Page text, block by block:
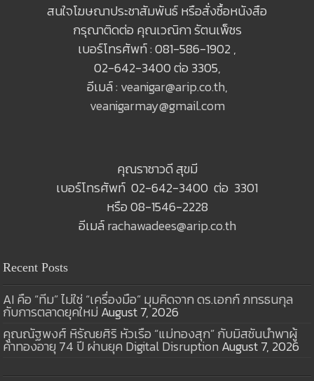
สนใจโฆษณาประชาสัมพันธ์ หรือสั่งซื้อหนังสือ
กรุณาติดต่อ คุณเวณิกา รัตนเพ็ชร
เบอร์โทรศัพท์ : 081-586-1902 ,
02-642-3400 ต่อ 3305,
อีเมล์ : veanigar@arip.co.th,
veanigarmay@gmail.com
คุณราชาวดี สุขมี
เบอร์โทรศัพท์ 02-642-3400 ต่อ 3301
หรือ 08-1546-2228
อีเมล์rachawadees@arip.co.th
Recent Posts
AI คือ “ทีม” ไม่ใช่ “เครื่องมือ” มุมคิดจาก ดร.เอกก์ ภทรธนกุล
กับการตลาดยุคใหม่ August 7, 2026
คุณณัฐพงศ์ หิรัณยศิริ หัวเรือ “แม่ทองสุก” กับมิสชันนำพาผู้
ค้าทองอายุ 74 ปี ผ่านยุค Digital Disruption August 7, 2026